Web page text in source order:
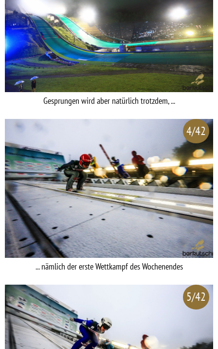
Gesprungen wird aber natürlich trotzdem, ...
4/42
... nämlich der erste Wettkampf des Wochenendes
5/42